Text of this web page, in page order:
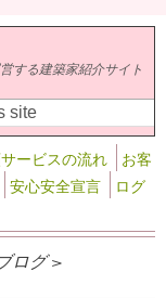
する建築家紹介サイト
ム
ービスの流れ
お客
安心安全宣言
ログ
ログ >